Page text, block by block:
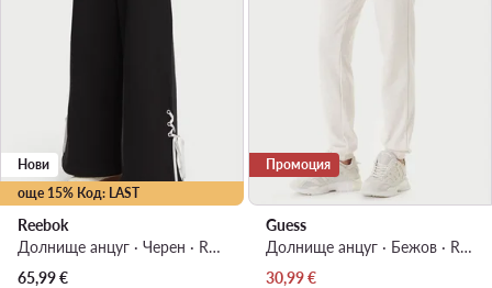
още 15% Код: LAST
Нови
Reebok
Долнище анцуг · Черен · Regular Fit
65,99€
Промоция
Guess
Долнище анцуг · Бежов · Regular Fit
Актуална цена
30,99€